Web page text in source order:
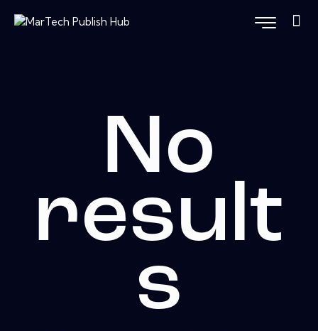
No
result
s